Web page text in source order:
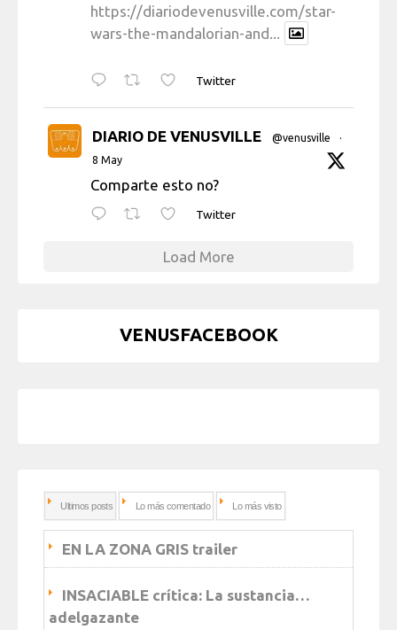
https://diariodevenusville.com/star-
wars-the-mandalorian-and...
Twitter
DIARIO DE VENUSVILLE @venusville
·
8 May
Comparte esto no?
Twitter
Load More
VENUSFACEBOOK
Ultimos posts Lo más comentado Lo más visto
EN LA ZONA GRIS trailer
INSACIABLE crítica: La sustancia…
adelgazante